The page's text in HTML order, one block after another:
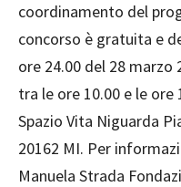
coordinamento del
concorso è gratuita e
ore 24.00 del 28 marzo
tra le ore 10.00 e le ore
Spazio Vita Niguarda
20162 MI. Per
Manuela Strada